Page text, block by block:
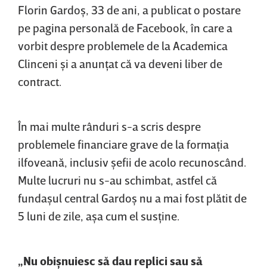
Florin Gardoş, 33 de ani, a publicat o postare
pe pagina personală de Facebook, în care a
vorbit despre problemele de la Academica
Clinceni şi a anunţat că va deveni liber de
contract.
În mai multe rânduri s-a scris despre
problemele financiare grave de la formaţia
ilfoveană, inclusiv şefii de acolo recunoscând.
Multe lucruri nu s-au schimbat, astfel că
fundaşul central Gardoş nu a mai fost plătit de
5 luni de zile, aşa cum el susţine.
„Nu obişnuiesc să dau replici sau să